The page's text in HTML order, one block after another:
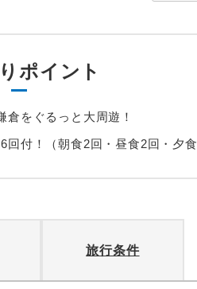
ポイント
をぐるっと大周遊！
付！（朝食2回・昼食2回・夕食
旅行条件